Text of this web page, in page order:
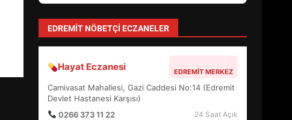
EDREMIT NÖBETÇI ECZANELER
Hayat Eczanesi EDREMIT MERKEZ
Camivasat Mahallesi, Gazi Caddesi No:14 (Edremit
Devlet Hastanesi Karşısı)
0266 373 11 22
24 Saat Açık
4
EDREMİT’İN GURURU TÜRKİYE
FİNALİNDE NE BAŞARDI?
5
BALIKESİR MÜZELERİNDE
SÜRE UZATILDI: NE DEĞİŞTİ?